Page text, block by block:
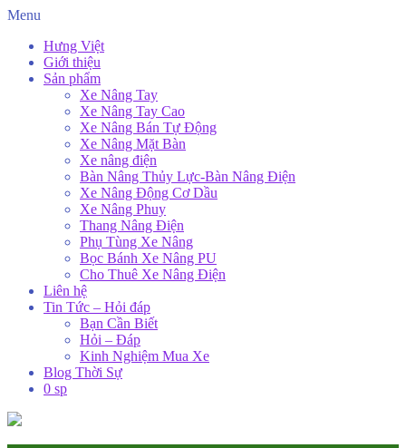
Menu
Hưng Việt
Giới thiệu
Sản phẩm
Xe Nâng Tay
Xe Nâng Tay Cao
Xe Nâng Bán Tự Động
Xe Nâng Mặt Bàn
Xe nâng điện
Bàn Nâng Thủy Lực-Bàn Nâng Điện
Xe Nâng Động Cơ Dầu
Xe Nâng Phuy
Thang Nâng Điện
Phụ Tùng Xe Nâng
Bọc Bánh Xe Nâng PU
Cho Thuê Xe Nâng Điện
Liên hệ
Tin Tức – Hỏi đáp
Bạn Cần Biết
Hỏi – Đáp
Kinh Nghiệm Mua Xe
Blog Thời Sự
0 sp